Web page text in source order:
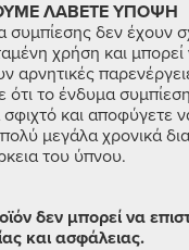
δεν μπορεί να
και ασφάλειας.
ΛΑΒΕΤΕ ΥΠΟΨΗ
συμπίεσης δεν έχουν
χρήση και μπορεί
αρνητικές
ότι το ένδυμα
και αποφύγετε
μεγάλα χρονικά
του ύπνου.